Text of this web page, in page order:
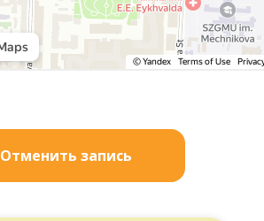
Отменить запись